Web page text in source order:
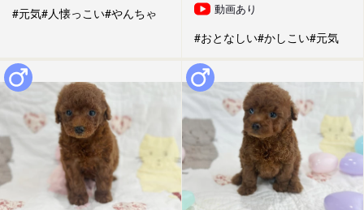
#元気#人懐っこい#やんちゃ 動画あり
#おとなしい#かしこい#元気